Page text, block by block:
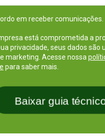
em receber comunicações.
está comprometida a
privacidade, seus dados são
marketing. Acesse nossa
para saber mais.
Baixar guia técnico